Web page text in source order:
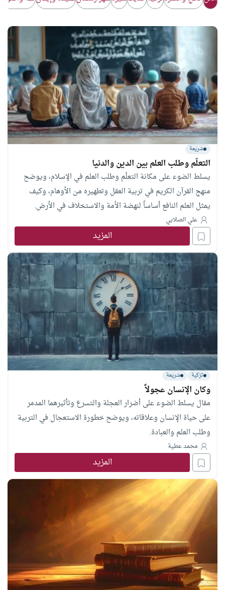
شريعة
التعلّم وطلب العلم بين الدين والدنيا
يسلط الضوء على مكانة التعلّم وطلب العلم في الإسلام، ويوضح
منهج القرآن الكريم في تربية العقل وتطهيره من الأوهام، وكيف
يمثل العلم النافع أساساً لنهضة الأمة والاستخلاف في الأرض.
علي الصلابي
المزيد
تزكية شريعة
وكان الإنسان عجولاً
مقال يسلط الضوء على أضرار العجلة والتسرع وتأثيرهما المدمر
على حياة الإنسان وعلاقاته، ويوضح خطورة الاستعجال في التربية
وطلب العلم والعبادة.
محمد عطية
المزيد